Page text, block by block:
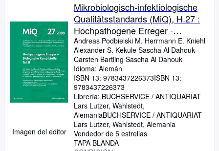
Imagen del editor
Mikrobiologisch-infektiologische
Qualitätsstandards (MiQ), H.27 :
Hochpathogene Erreger -
Biologische Kampfstoffe
[Broschiert] Andreas Podbielski
(Autor), M. Herrmann (Autor), E.
Kniehl (Autor), Alexander S.
Kekule (Autor), Sascha Al Dahouk
(Autor), Car
Andreas Podbielski M. Herrmann E. Kniehl
Alexander S. Kekule Sascha Al Dahouk
Carsten Bartling Sascha Al Dahouk
Idioma: Alemán
ISBN 13: 9783437226373ISBN 13:
9783437226373
Librería: BUCHSERVICE / ANTIQUARIAT
Lars Lutzer, Wahlstedt,
AlemaniaBUCHSERVICE / ANTIQUARIAT
Lars Lutzer, Wahlstedt, Alemania
Vendedor de 5 estrellas
TAPA BLANDA